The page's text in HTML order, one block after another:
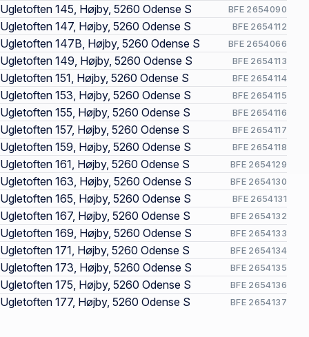
Ugletoften 145, Højby, 5260 Odense S BFE 2654090
Ugletoften 147, Højby, 5260 Odense S BFE 2654112
Ugletoften 147B, Højby, 5260 Odense S BFE 2654066
Ugletoften 149, Højby, 5260 Odense S BFE 2654113
Ugletoften 151, Højby, 5260 Odense S BFE 2654114
Ugletoften 153, Højby, 5260 Odense S BFE 2654115
Ugletoften 155, Højby, 5260 Odense S BFE 2654116
Ugletoften 157, Højby, 5260 Odense S BFE 2654117
Ugletoften 159, Højby, 5260 Odense S BFE 2654118
Ugletoften 161, Højby, 5260 Odense S BFE 2654129
Ugletoften 163, Højby, 5260 Odense S BFE 2654130
Ugletoften 165, Højby, 5260 Odense S BFE 2654131
Ugletoften 167, Højby, 5260 Odense S BFE 2654132
Ugletoften 169, Højby, 5260 Odense S BFE 2654133
Ugletoften 171, Højby, 5260 Odense S BFE 2654134
Ugletoften 173, Højby, 5260 Odense S BFE 2654135
Ugletoften 175, Højby, 5260 Odense S BFE 2654136
Ugletoften 177, Højby, 5260 Odense S BFE 2654137